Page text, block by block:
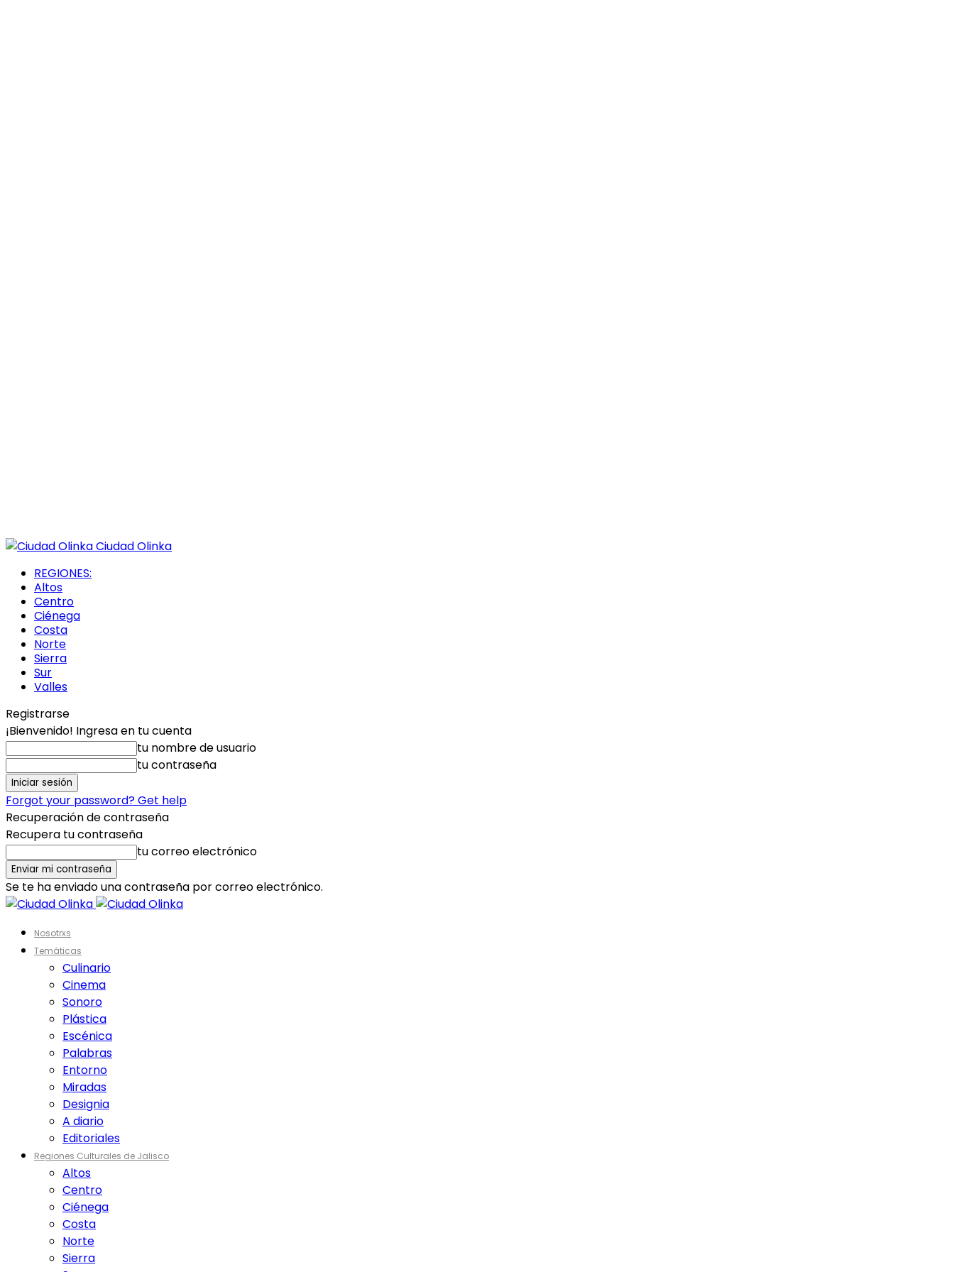
Ciudad Olinka
REGIONES:
Altos
Centro
Ciénega
Costa
Norte
Sierra
Sur
Valles
Registrarse
¡Bienvenido! Ingresa en tu cuenta
tu nombre de usuario
tu contraseña
Forgot your password? Get help
Recuperación de contraseña
Recupera tu contraseña
tu correo electrónico
Se te ha enviado una contraseña por correo electrónico.
Nosotrxs
Temáticas
Culinario
Cinema
Sonoro
Plástica
Escénica
Palabras
Entorno
Miradas
Designia
A diario
Editoriales
Regiones Culturales de Jalisco
Altos
Centro
Ciénega
Costa
Norte
Sierra